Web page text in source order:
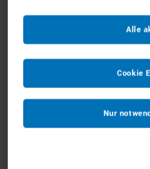
ZUM
Nur
Alle
Cookie